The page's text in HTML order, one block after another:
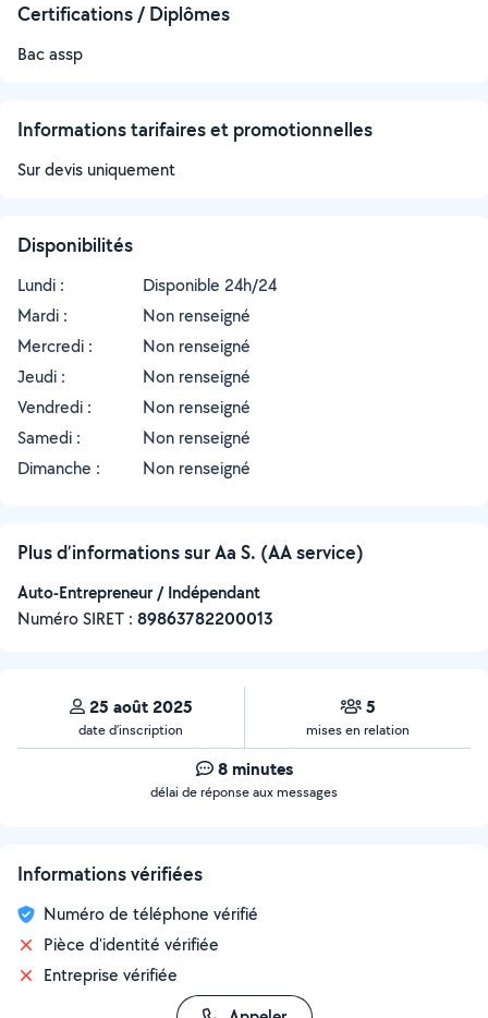
Certifications / Diplômes
Bac assp
Informations tarifaires et promotionnelles
Sur devis uniquement
Disponibilités
Lundi :
Disponible 24h/24
Mardi :
Non renseigné
Mercredi :
Non renseigné
Jeudi :
Non renseigné
Vendredi :
Non renseigné
Samedi :
Non renseigné
Dimanche :
Non renseigné
Plus d’informations sur Aa S. (AA service)
Auto-Entrepreneur / Indépendant
Numéro SIRET : ‍89863782200013
25 août 2025
date d’inscription
5
mises en relation
8 minutes
délai de réponse aux messages
Informations vérifiées
Numéro de téléphone vérifié
Pièce d'identité vérifiée
Entreprise vérifiée